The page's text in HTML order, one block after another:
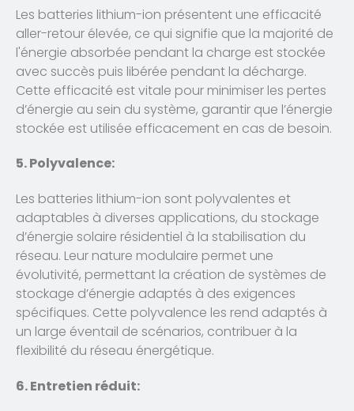
Les batteries lithium-ion présentent une efficacité
aller-retour élevée, ce qui signifie que la majorité de
l'énergie absorbée pendant la charge est stockée
avec succès puis libérée pendant la décharge.
Cette efficacité est vitale pour minimiser les pertes
d’énergie au sein du système, garantir que l’énergie
stockée est utilisée efficacement en cas de besoin.
5. Polyvalence:
Les batteries lithium-ion sont polyvalentes et
adaptables à diverses applications, du stockage
d’énergie solaire résidentiel à la stabilisation du
réseau. Leur nature modulaire permet une
évolutivité, permettant la création de systèmes de
stockage d’énergie adaptés à des exigences
spécifiques. Cette polyvalence les rend adaptés à
un large éventail de scénarios, contribuer à la
flexibilité du réseau énergétique.
6. Entretien réduit: